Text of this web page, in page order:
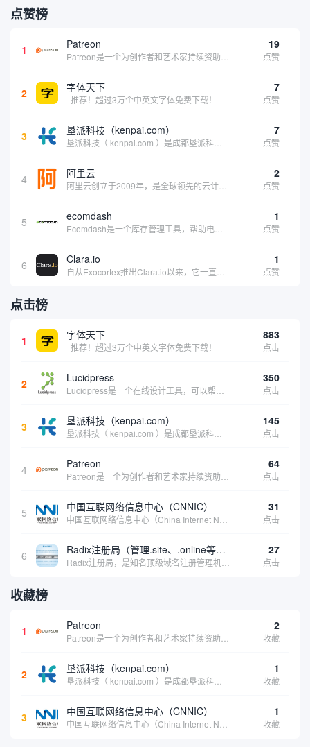
点赞榜
1 Patreon 19
点赞
2 字体天下
推荐！超过3万个中英文字体免费下载！
7
点赞
3 垦派科技（kenpai.com） 7
点赞
4 阿里云 2
点赞
5 ecomdash 1
点赞
6 Clara.io 1
点赞
点击榜
1 字体天下
推荐！超过3万个中英文字体免费下载！
883
点击
2 Lucidpress 350
点击
3 垦派科技（kenpai.com） 145
点击
4 Patreon 64
点击
5 中国互联网络信息中心（CNNIC） 31
点击
6 Radix注册局（管理.site、.online等顶级域名） 27
点击
收藏榜
1 Patreon 2
收藏
2 垦派科技（kenpai.com） 1
收藏
3 中国互联网络信息中心（CNNIC） 1
收藏